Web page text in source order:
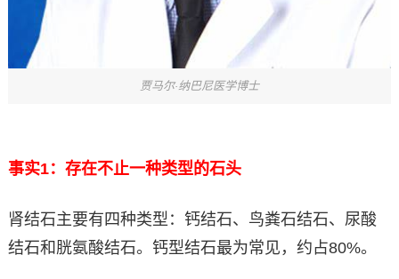
贾马尔·纳巴尼医学博士
事实1：存在不止一种类型的石头
肾结石主要有四种类型：钙结石、鸟粪石结石、尿酸
结石和胱氨酸结石。钙型结石最为常见，约占80%。